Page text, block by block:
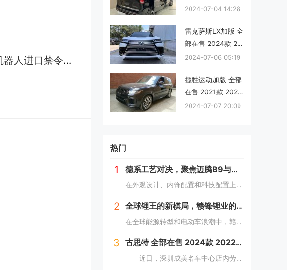
【国际快讯】奔驰第二季度息税前利润增长22%；特朗普政府出台中国人形机器人进口禁令；日本九州地震扰动丰田、日产生产
21款 2020款 2018
V级新款让利2万 仅
46万可入手
2024-07-04 14:28
雷克萨斯LX加版 全
部在售 2024款 20
23款 2022款 2021
2024款加版雷克萨
斯LX600最新行情
仅190万 越野SUV
2024-07-06 05:19
揽胜运动加版 全部
在售 2021款 2020
款 2019款 2018款
2024-07-07 20:09
热门
1 德系工艺对决，聚焦迈腾B9与帕萨特Pro细节战场
在外观设计、内饰配置和科技配置上，迈腾B9和帕萨特Pro都有着一定的拥趸。作为B级车产品，两款车紧贴消费者需求，在同级别车型中都是性能翘楚。那么，该怎么选择呢？本文将对以上方面进行详细对比，为车友们提供选择建议。 风...
2 全球锂王的新棋局，赣锋锂业的新能源汽车动力电池革命
在全球能源转型和电动车浪潮中，赣锋锂业以其最新一代的动力电池产品——锋行电池，为市场带来了革新性的技术突破。这款高性能电芯不仅在能量密度、成组效率等关键性能指标上超越了行业标准，而且在安全性和环境适应性方面也设立了新的行业标杆。...
3 古思特 全部在售 2024款 2022款 2021款 2018款 2016款 2015款深圳成美名车中心劳斯莱斯古思特限时优惠 目前503万元起售
近日，深圳成美名车中心店内劳斯莱斯古思特现车销售，颜色可选，感兴趣的朋友可以到店咨询购买，详情见下表：...